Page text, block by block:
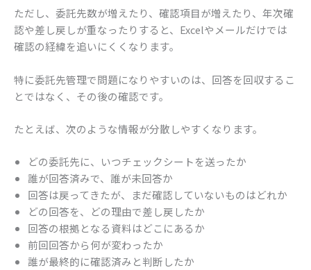
ただし、委託先数が増えたり、確認項目が増えたり、年次確
認や差し戻しが重なったりすると、Excelやメールだけでは
確認の経緯を追いにくくなります。
特に委託先管理で問題になりやすいのは、回答を回収するこ
とではなく、その後の確認です。
たとえば、次のような情報が分散しやすくなります。
どの委託先に、いつチェックシートを送ったか
誰が回答済みで、誰が未回答か
回答は戻ってきたが、まだ確認していないものはどれか
どの回答を、どの理由で差し戻したか
回答の根拠となる資料はどこにあるか
前回回答から何が変わったか
誰が最終的に確認済みと判断したか